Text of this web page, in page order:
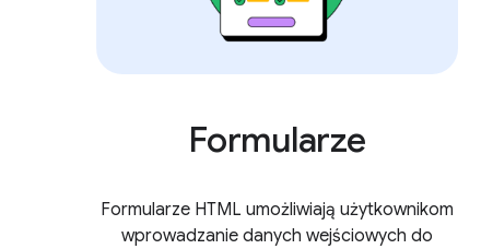
Formularze
Formularze HTML umożliwiają użytkownikom
wprowadzanie danych wejściowych do